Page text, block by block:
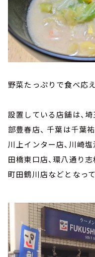
野菜たっぷりで食べ応
設置している店舗は、
部豊春店、 千葉は千葉
川上インター店、川崎
田橋東口店、環八通り志
町田鶴川店などとなって